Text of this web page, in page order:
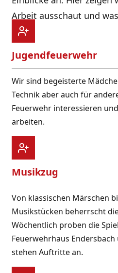
Arbeit ausschaut und
Jugendfeuerwehr
Wir sind begeisterte
Technik aber auch für
Feuerwehr interessieren
arbeiten.
Musikzug
Von klassischen Märschen
Musikstücken beherrscht
Wöchentlich proben die
Feuerwehrhaus
stehen Auftritte an.